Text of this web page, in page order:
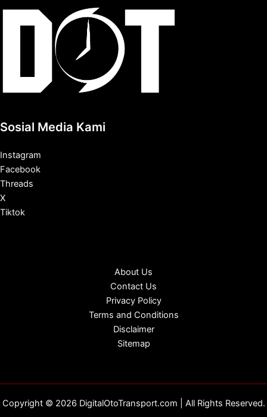
Sosial Media Kami
Instagram
Facebook
Threads
X
Tiktok
About Us
Contact Us
Privacy Policy
Terms and Conditions
Disclaimer
Sitemap
Copyright © 2026 DigitalOtoTransport.com | All Rights Reserved.